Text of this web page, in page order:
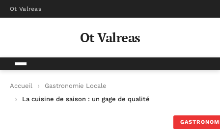
Ot Valreas
Ot Valreas
Accueil
Gastronomie Locale
La cuisine de saison : un gage de qualité